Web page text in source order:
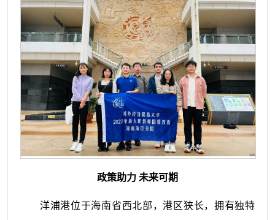
政策助力 未来可期
洋浦港位于海南省西北部，港区狭长，拥有独特